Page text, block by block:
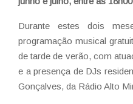
Durante estes dois
programação musical
de tarde de verão, com
e a presença de DJs
Gonçalves, da Rádio Alto